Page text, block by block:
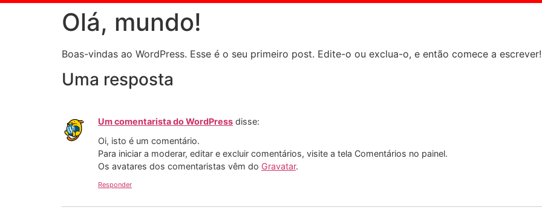
Olá, mundo!
Boas-vindas ao WordPress. Esse é o seu primeiro post. Edite-o ou exclua-o, e então comece a escrever!
Uma resposta
Um comentarista do WordPress disse:
Oi, isto é um comentário.
Para iniciar a moderar, editar e excluir comentários, visite a tela Comentários no painel.
Os avatares dos comentaristas vêm do Gravatar.
Responder